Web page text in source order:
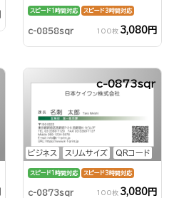
スピード1時間対応 スピード3時間対応
c-0858sqr 100枚 3,080円
ビジネス スリムサイズ QRコード
c-0873sqr
スピード1時間対応 スピード3時間対応
c-0873sqr 100枚 3,080円